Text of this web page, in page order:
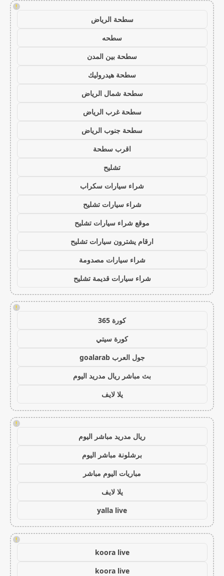
!
سطحة الرياض
سطحه
سطحة بين المدن
سطحة هيدروليك
سطحة شمال الرياض
سطحة غرب الرياض
سطحة جنوب الرياض
اقرب سطحة
تشليح
شراء سيارات سكراب
شراء سيارات تشليح
موقع شراء سيارات تشليح
ارقام يشترون سيارات تشليح
شراء سيارات مصدومة
شراء سيارات قديمة تشليح
!
كورة 365
كورة سيتي
جول العرب goalarab
بث مباشر ريال مدريد اليوم
يلا لايف
!
ريال مدريد مباشر اليوم
برشلونة مباشر اليوم
مباريات اليوم مباشر
يلا لايف
yalla live
!
koora live
koora live